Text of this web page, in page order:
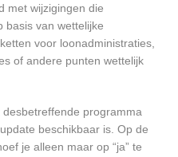
met wijzigingen die
basis van wettelijke
voor loonadministraties,
of andere punten wettelijk
programma
beschikbaar is. Op de
je alleen maar op “ja” te